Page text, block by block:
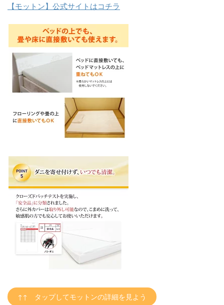
【モットン】公式サイトはコチラ
↑↑ タップしてモットンの詳細を見よう